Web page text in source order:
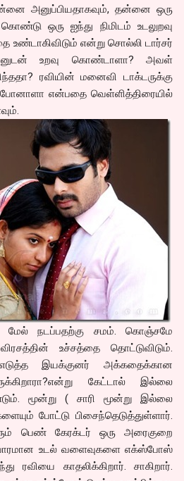
அனுப்பியதாகவும், தன்னை ஒரு
ஒரு ஐந்து நிமிடம் உடலுறவு
என்று சொல்லி டார்சர்
உறவு கொண்டாளா? அவள்
ரவியின் மனைவி டாக்டருக்கு
என்பதை வெள்ளித்திரையில்
மேல் நடப்பதற்கு சமம். கொஞ்சமே
உச்சத்தை தொட்டுவிடும்.
இயக்குனர் அக்கதைக்கான
கேட்டால் இல்லை
மூன்று ( சாரி மூன்று இல்லை
போட்டு பிசைந்தெடுத்துள்ளார்.
பெண் கேரக்டர் ஒரு அரைகுறை
உடல் வளைவுகளை எக்ஸ்போஸ்
ரவியை காதலிக்கிறார். சாகிறார்.